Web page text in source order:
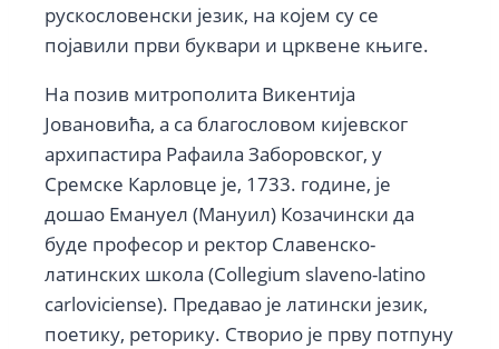
рускословенски језик, на којем су се
појавили први буквари и црквене књиге.
На позив митрополита Викентија
Јовановића, а са благословом кијевског
архипастира Рафаила Заборовског, у
Сремске Карловце је, 1733. године, је
дошао Емануел (Мануил) Козачински да
буде професор и ректор Славенско-
латинских школа (Collegium slaveno-latino
carloviciense). Предавао је латински језик,
поетику, реторику. Створио је прву потпуну